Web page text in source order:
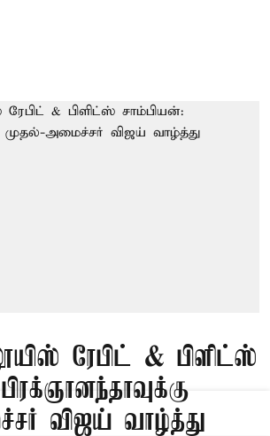
ரேபிட் & பிளிட்ஸ்
விஜய் வாழ்த்து